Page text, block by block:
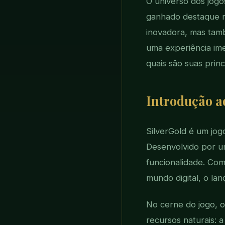
ganhado
inovadora, mas
uma experiência
quais são suas
Introdução
SilverGold é um
Desenvolvido por
funcionalidade.
mundo digital, o
No cerne do jogo,
recursos naturais: